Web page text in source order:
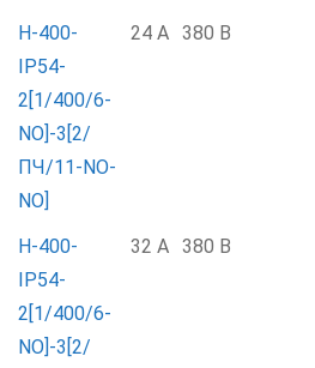
Н-400-
IP54-
2[1/400/6-
NO]-3[2/
ПЧ/11-NO-
NO]
24 А 380 В
Н-400-
IP54-
2[1/400/6-
NO]-3[2/
32 А 380 В